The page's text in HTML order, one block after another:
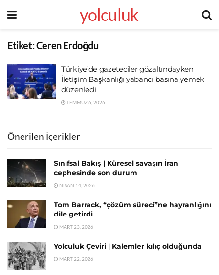
yolculuk
Etiket:Ceren Erdoğdu
Türkiye’de gazeteciler gözaltındayken
İletişim Başkanlığı yabancı basına yemek
düzenledi
TEMMUZ 6, 2026
Önerilen İçerikler
Sınıfsal Bakış | Küresel savaşın İran
cephesinde son durum
NISAN 14, 2026
Tom Barrack, “çözüm süreci”ne hayranlığını
dile getirdi
MART 23, 2026
Yolculuk Çeviri | Kalemler kılıç olduğunda
MART 22, 2026